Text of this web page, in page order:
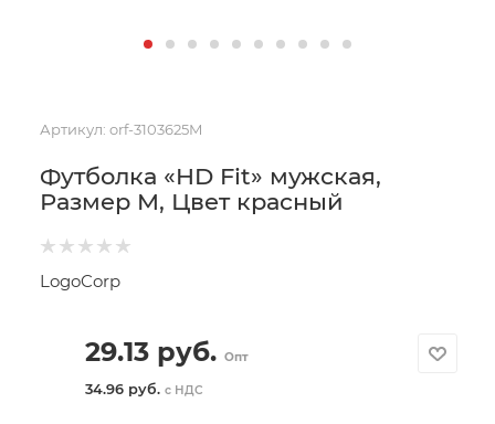
Артикул: orf-3103625M
Футболка «HD Fit» мужская,
Размер M, Цвет красный
LogoCorp
29.13руб. Опт
34.96 руб. с НДС